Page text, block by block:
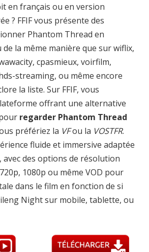
en français ou en version
? FFIF vous présente des
Phantom Thread en
la même manière que sur wiflix,
cpasmieux, voirfilm,
streaming, ou même encore
la liste. Sur FFIF, vous
offrant une alternative
regarder Phantom Thread
préfériez la VFou la VOSTFR.
fluide et immersive adaptée
avec des options de résolution
1080p ou même VOD pour
dans le film en fonction de si
Night sur mobile, tablette, ou